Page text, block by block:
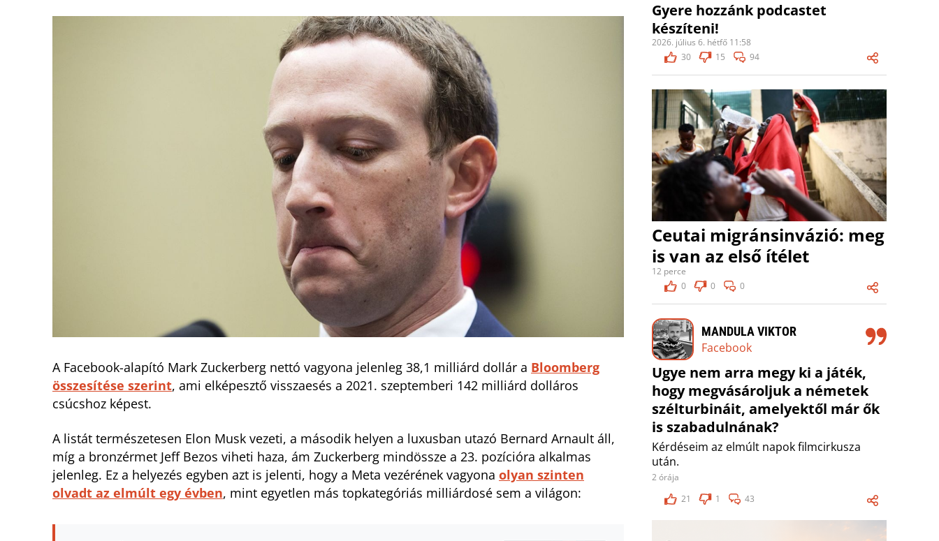
A Facebook-alapító Mark Zuckerberg nettó vagyona jelenleg 38,1 milliárd dollár a Bloomberg
összesítése szerint, ami elképesztő visszaesés a 2021. szeptemberi 142 milliárd dolláros
csúcshoz képest.
A listát természetesen Elon Musk vezeti, a második helyen a luxusban utazó Bernard Arnault áll,
míg a bronzérmet Jeff Bezos viheti haza, ám Zuckerberg mindössze a 23. pozícióra alkalmas
jelenleg. Ez a helyezés egyben azt is jelenti, hogy a Meta vezérének vagyona olyan szinten
olvadt az elmúlt egy évben, mint egyetlen más topkategóriás milliárdosé sem a világon:
Gyere hozzánk podcastet
készíteni!
2026. július 6. hétfő 11:58
30
15 94
Ceutai migránsinvázió: meg
is van az első ítélet
12 perce
0
0 0
MANDULA VIKTOR
Facebook
Ugye nem arra megy ki a játék,
hogy megvásároljuk a németek
szélturbináit, amelyektől már ők
is szabadulnának?
Kérdéseim az elmúlt napok filmcirkusza
után.
2 órája
21
1 43